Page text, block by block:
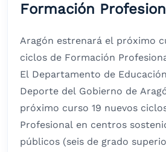
Formación
Aragón estrenará el próximo
ciclos de Formación
El Departamento de
Deporte del Gobierno de
próximo curso 19 nuevos
Profesional en centros
públicos (seis de grado